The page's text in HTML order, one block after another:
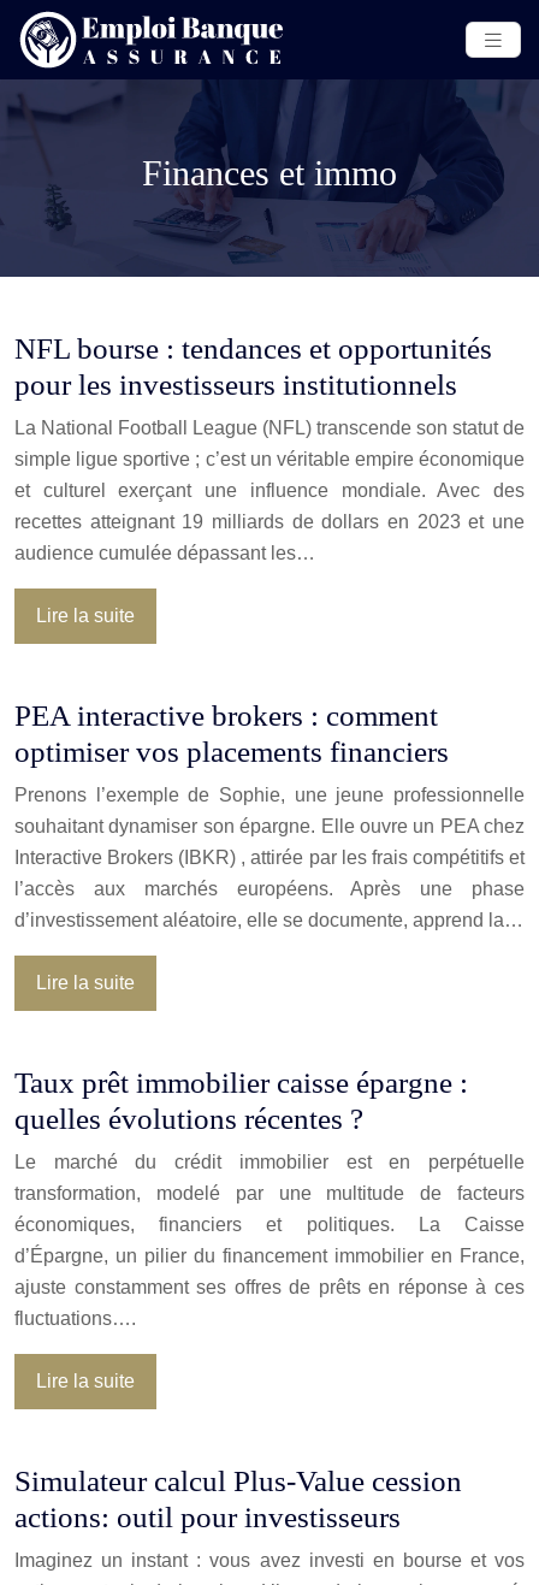
Finances et immo
NFL bourse : tendances et opportunités
pour les investisseurs institutionnels
La National Football League (NFL) transcende son statut de
simple ligue sportive ; c’est un véritable empire économique
et culturel exerçant une influence mondiale. Avec des
recettes atteignant 19 milliards de dollars en 2023 et une
audience cumulée dépassant les…
Lire la suite
PEA interactive brokers : comment
optimiser vos placements financiers
Prenons l’exemple de Sophie, une jeune professionnelle
souhaitant dynamiser son épargne. Elle ouvre un PEA chez
Interactive Brokers (IBKR) , attirée par les frais compétitifs et
l’accès aux marchés européens. Après une phase
d’investissement aléatoire, elle se documente, apprend la…
Lire la suite
Taux prêt immobilier caisse épargne :
quelles évolutions récentes ?
Le marché du crédit immobilier est en perpétuelle
transformation, modelé par une multitude de facteurs
économiques, financiers et politiques. La Caisse
d’Épargne, un pilier du financement immobilier en France,
ajuste constamment ses offres de prêts en réponse à ces
fluctuations….
Lire la suite
Simulateur calcul Plus-Value cession
actions: outil pour investisseurs
Imaginez un instant : vous avez investi en bourse et vos